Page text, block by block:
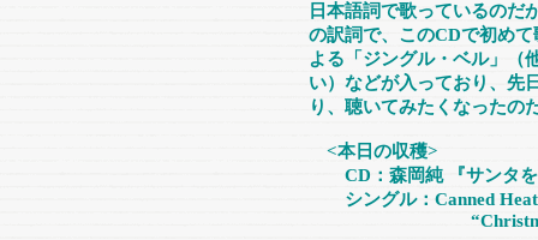
日本語詞で歌っているのだ
の訳詞で、このCDで初め
よる「ジングル・ベル」（
い）などが入っており、先
り、聴いてみたくなったの
<本日の収穫>
CD：森岡純 『サンタを
シングル：Canned Heat
“Christmas